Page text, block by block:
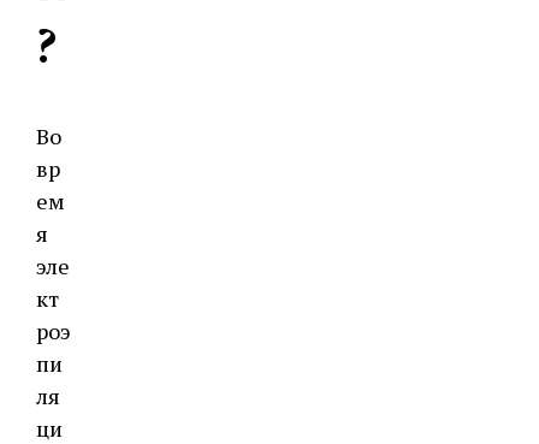
?
Во
вр
ем
я
эле
кт
роэ
пи
ля
ци